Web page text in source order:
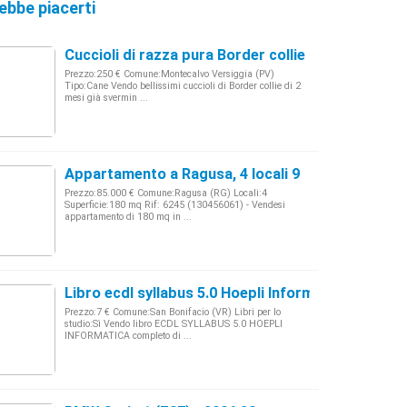
piacerti
Cuccioli di razza pura Border collie
Prezzo:250 € Comune:Montecalvo Versiggia (PV)
Tipo:Cane Vendo bellissimi cuccioli di Border collie di 2
mesi già svermin ...
Appartamento a Ragusa, 4 locali 9
Prezzo:85.000 € Comune:Ragusa (RG) Locali:4
Superficie:180 mq Rif: 6245 (130456061) - Vendesi
appartamento di 180 mq in ...
Libro ecdl syllabus 5.0 Hoepli Informatica
Prezzo:7 € Comune:San Bonifacio (VR) Libri per lo
studio:Sì Vendo libro ECDL SYLLABUS 5.0 HOEPLI
INFORMATICA completo di ...